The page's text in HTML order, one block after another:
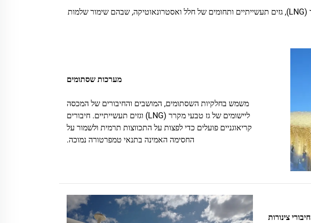
איטומים קריאוגניים משמשים במערכות של גז טבעי מקרר (LNG), גזים תעשייתיים ותחומים של חלל ואסטרונאוטיקה, שבהם שימור שלמות
מערכות שסתומים
משמש בחלקיות השסתומים, המושבים והחיבורים של המכסה
ליישומים של גז טבעי מקרר (LNG) וגזים תעשייתיים. חיבורים
קריאוגניים פועלים כדי לפצות על התכווצות תרמית ולשמור על
החסימה האמינה בתנאי טמפרטורה נמוכה.
חיבורי צינורות